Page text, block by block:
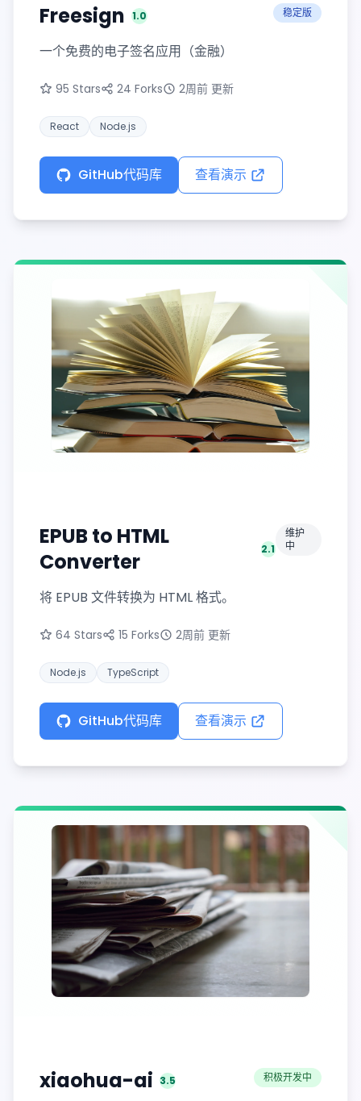
Freesign 版本
1.0 稳定版
一个免费的电子签名应用（金融）
95 Stars 24 Forks 2周前 更新
React Node.js
GitHub代码库 查看演示
EPUB to HTML Converter
EPUB to HTML
Converter
版本
2.1
维护
中
将 EPUB 文件转换为 HTML 格式。
64 Stars 15 Forks 2周前 更新
Node.js TypeScript
GitHub代码库 查看演示
xiaohua ai
xiaohua-ai 版本
3.5 积极开发中